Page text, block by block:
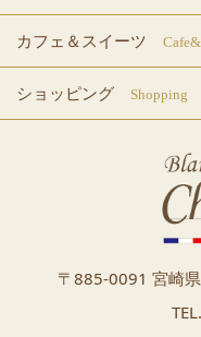
カフェ＆スイーツ
ショッピング Shopping
〒885-0091 宮崎
TEL.